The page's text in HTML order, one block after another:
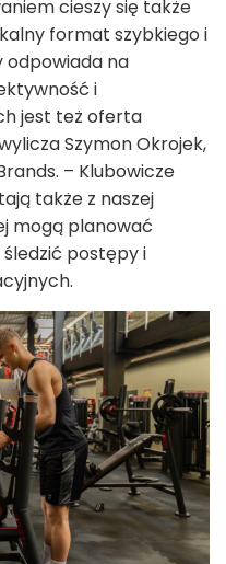
cieszy się także
format szybkiego i
odpowiada na
i
jest też oferta
Szymon Okrojek,
– Klubowicze
także z naszej
mogą planować
postępy i